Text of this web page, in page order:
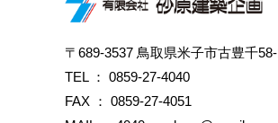
〒689-3537 鳥取県米子市古豊千
TEL ： 0859-27-4040
FAX ： 0859-27-4051